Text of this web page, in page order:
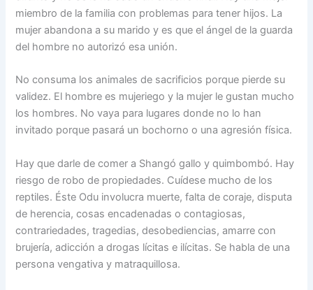
miembro de la familia con problemas para tener hijos. La
mujer abandona a su marido y es que el ángel de la guarda
del hombre no autorizó esa unión.
No consuma los animales de sacrificios porque pierde su
validez. El hombre es mujeriego y la mujer le gustan mucho
los hombres. No vaya para lugares donde no lo han
invitado porque pasará un bochorno o una agresión física.
Hay que darle de comer a Shangó gallo y quimbombó. Hay
riesgo de robo de propiedades. Cuídese mucho de los
reptiles. Éste Odu involucra muerte, falta de coraje, disputa
de herencia, cosas encadenadas o contagiosas,
contrariedades, tragedias, desobediencias, amarre con
brujería, adicción a drogas lícitas e ilícitas. Se habla de una
persona vengativa y matraquillosa.